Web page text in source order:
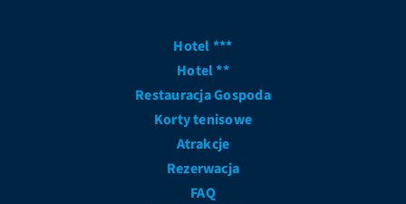
Hotel ***
Hotel **
Restauracja Gospoda
Korty tenisowe
Atrakcje
Rezerwacja
FAQ